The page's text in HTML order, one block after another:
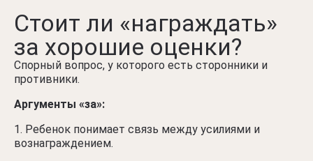
Стоит ли «награждать»
за хорошие оценки?
Спорный вопрос, у которого есть сторонники и
противники.
Аргументы «за»:
Ребенок понимает связь между усилиями и
вознаграждением.